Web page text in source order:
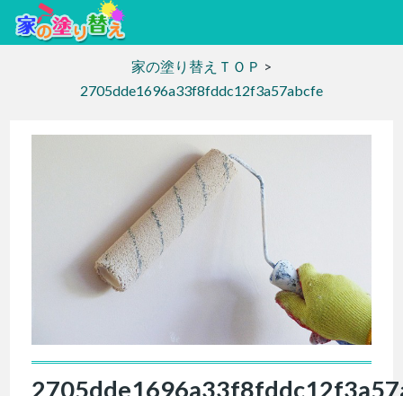
家の塗り替えＴＯＰ >
2705dde1696a33f8fddc12f3a57abcfe